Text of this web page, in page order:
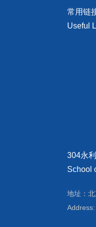
常用链
Useful
304永
School
地址：